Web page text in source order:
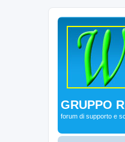
GRUPPO
forum di supporto e